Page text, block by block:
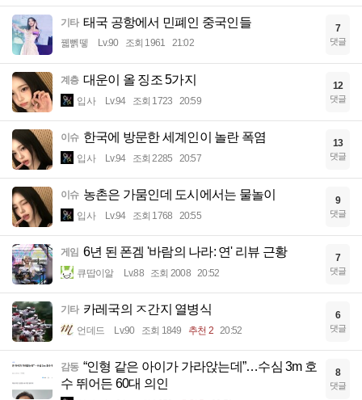
기타 태국 공항에서 민폐인 중국인들
꿻뻵뗗 Lv.90 조회 1961 21:02
7
댓글
계층 대운이 올 징조 5가지
입사 Lv.94 조회 1723 20:59
12
댓글
이슈 한국에 방문한 세계인이 놀란 폭염
입사 Lv.94 조회 2285 20:57
13
댓글
이슈 농촌은 가뭄인데 도시에서는 물놀이
입사 Lv.94 조회 1768 20:55
9
댓글
게임 6년 된 폰겜 '바람의 나라: 연' 리뷰 근황
큐땁이알 Lv.88 조회 2008 20:52
7
댓글
기타 카레국의 ㅈ간지 열병식
언데드 Lv.90 조회 1849 추천 2 20:52
6
댓글
감동 “인형 같은 아이가 가라앉는데”…수심 3m 호
수 뛰어든 60대 의인
8
댓글